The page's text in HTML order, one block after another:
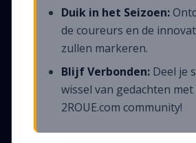
Duik in het Seizoen:
de coureurs en de
zullen markeren.
Blijf Verbonden: Deel je
wissel van gedachten met
2ROUE.com community!